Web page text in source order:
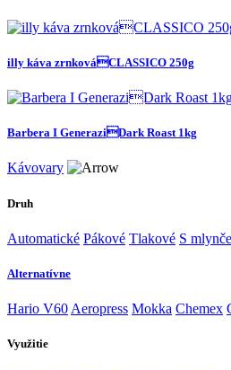
illy káva zrnkováCLASSICO 250g
Barbera I GeneraziDark Roast 1kg
Kávovary
Druh
Automatické Pákové Tlakové S
Alternatívne
Hario V60 Aeropress Mokka Chemex
Využitie